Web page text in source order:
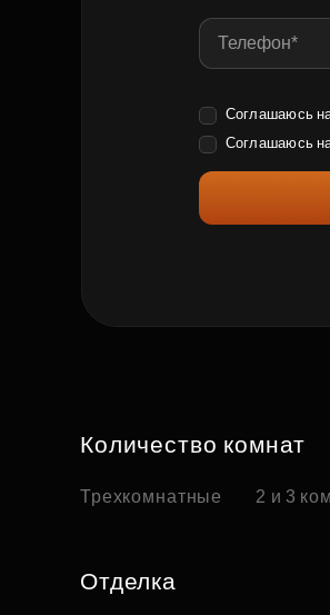
Соглашаюсь
Соглашаюсь
Количество комнат
Трехкомнатные 2 и 3
Отделка